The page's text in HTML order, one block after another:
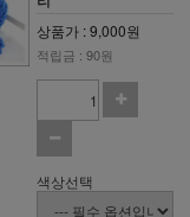
상품가 : 9,000원
적립금 : 90원
색상선택